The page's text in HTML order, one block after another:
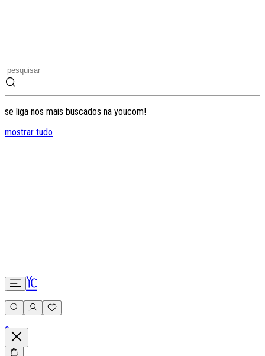
se liga nos mais buscados na youcom!
mostrar tudo
0